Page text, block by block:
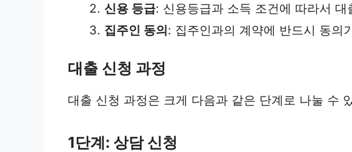
신용 등급: 신용등급과 소득 조건에 따라서
집주인 동의: 집주인과의 계약에 반드시 동의
대출 신청 과정
대출 신청 과정은 크게 다음과 같은 단계로 나눌 수
1단계: 상담 신청